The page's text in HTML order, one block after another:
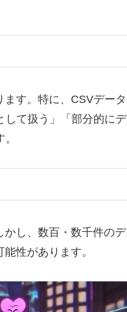
す。特に、CSVデータ
して扱う」「部分的にデ
かし、数百・数千件のデ
性があります。